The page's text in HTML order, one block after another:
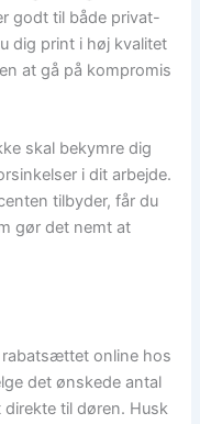
godt til både privat-
dig print i høj kvalitet
at gå på kompromis
skal bekymre dig
i dit arbejde.
tilbyder, får du
gør det nemt at
rabatsættet online hos
det ønskede antal
til døren. Husk